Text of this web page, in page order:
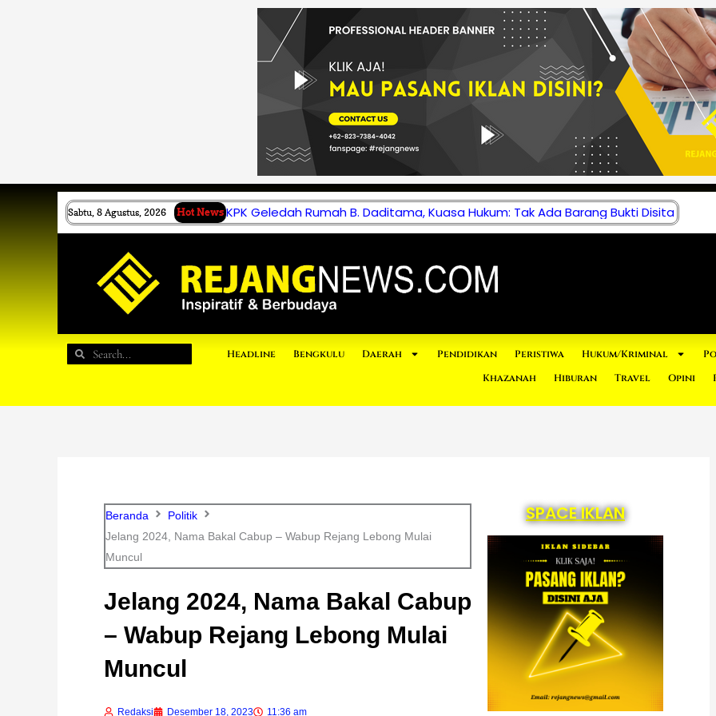
Sabtu, 8 Agustus, 2026 Hot News KPK Geledah Rumah B. Daditama, Kuasa Hukum: Tak Ada Barang Bukti Disita
Search
Search Headline Bengkulu Daerah Pendidikan Peristiwa Hukum/Kriminal
Khazanah
Hiburan Travel Opini
Beranda
Politik
Jelang 2024, Nama Bakal Cabup – Wabup Rejang Lebong Mulai
Muncul
Jelang 2024, Nama Bakal Cabup
– Wabup Rejang Lebong Mulai
Muncul
Redaksi Desember 18, 2023 11:36 am
SPACE IKLAN